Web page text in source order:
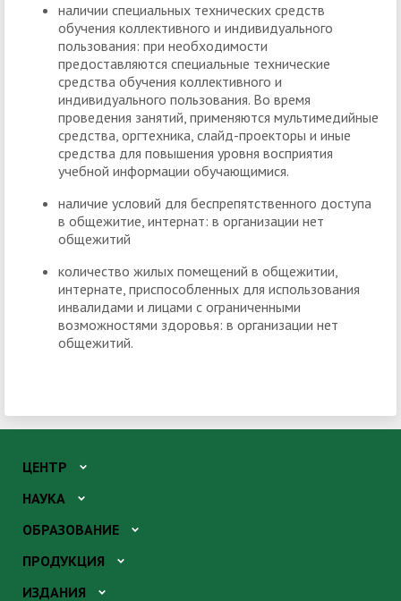
наличии специальных технических средств
обучения коллективного и индивидуального
пользования: при необходимости
предоставляются специальные технические
средства обучения коллективного и
индивидуального пользования. Во время
проведения занятий, применяются мультимедийные
средства, оргтехника, слайд-проекторы и иные
средства для повышения уровня восприятия
учебной информации обучающимися.
наличие условий для беспрепятственного доступа
в общежитие, интернат: в организации нет
общежитий
количество жилых помещений в общежитии,
интернате, приспособленных для использования
инвалидами и лицами с ограниченными
возможностями здоровья: в организации нет
общежитий.
ЦЕНТР
НАУКА
ОБРАЗОВАНИЕ
ПРОДУКЦИЯ
ИЗДАНИЯ